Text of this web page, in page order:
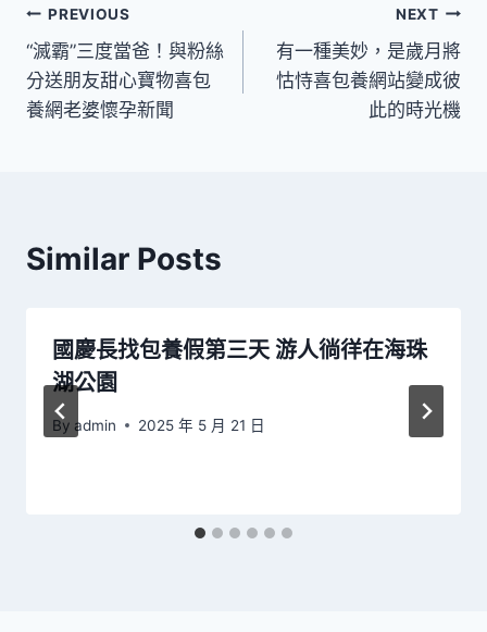
文
章
導
PREVIOUS
“滅霸”三度當爸！與粉絲
分送朋友甜心寶物喜包
養網老婆懷孕新聞
NEXT
有一種美妙，是歲月將
怙恃喜包養網站變成彼
此的時光機
Similar Posts
國慶長找包養假第三天 游人徜徉在海珠
湖公園
By admin 2025 年 5 月 21 日